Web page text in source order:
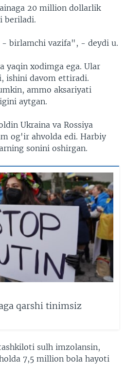
20 million dollarlik
beriladi.
birlamchi vazifa", - deydi u.
yaqin xodimga ega. Ular
ishini davom ettiradi.
ammo aksariyati
aytgan.
Ukraina va Rossiya
og'ir ahvolda edi. Harbiy
sonini oshirgan.
qarshi tinimsiz
sulh imzolansin,
7,5 million bola hayoti